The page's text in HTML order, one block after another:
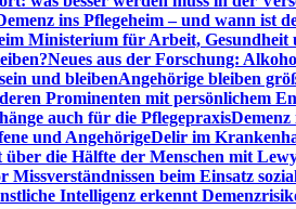
ins Pflegeheim – und wann ist
Ministerium für Arbeit, Gesundheit
Neues aus der Forschung:
und bleibenAngehörige bleiben
Prominenten mit persönlichem
auch für die Pflegepraxis
und AngehörigeDelir im
die Hälfte der Menschen mit
beim Einsatz
Intelligenz erkennt